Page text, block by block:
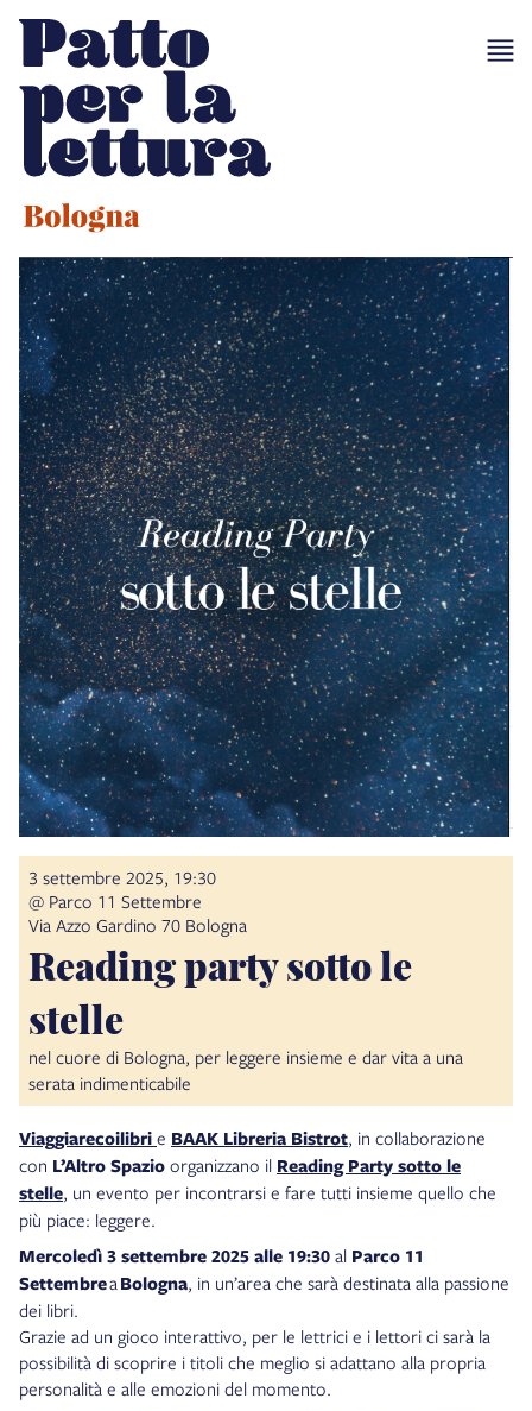
3 settembre 2025, 19:30
@ Parco 11 Settembre
Via Azzo Gardino 70 Bologna
Reading party sotto le
stelle
nel cuore di Bologna, per leggere insieme e dar vita a una
serata indimenticabile
Viaggiarecoilibri e BAAK Libreria Bistrot, in collaborazione
con L’Altro Spazio organizzano il Reading Party sotto le
stelle, un evento per incontrarsi e fare tutti insieme quello che
più piace: leggere.
Mercoledì 3 settembre 2025 alle 19:30 al Parco 11
SettembreaBologna, in un’area che sarà destinata alla passione
dei libri.
Grazie ad un gioco interattivo, per le lettrici e i lettori ci sarà la
possibilità di scoprire i titoli che meglio si adattano alla propria
personalità e alle emozioni del momento.